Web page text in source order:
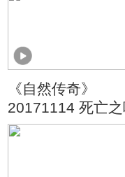
《自然传奇》
20171114 死亡